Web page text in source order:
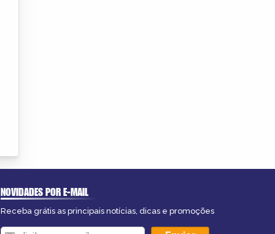
NOVIDADES POR E-MAIL
Receba grátis as principais notícias, dicas e promoções